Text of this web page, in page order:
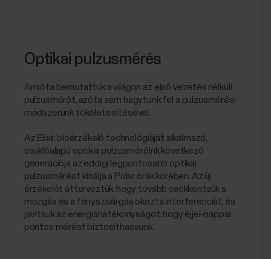
Optikai pulzusmérés
Amióta bemutattuk a világon az első vezeték nélküli
pulzusmérőt, azóta sem hagytunk fel a pulzusmérési
módszerünk tökéletesítésével.
Az Elixir bioérzékelő technológiáját alkalmazó,
csuklóalapú optikai pulzusmérőink következő
generációja az eddigi legpontosabb optikai
pulzusmérést kínálja a Polar órák körében. Az új
érzékelőt átterveztük, hogy tovább csökkentsük a
mozgás és a fényszivárgás okozta interferenciát, és
javítsuk az energiahatékonyságot, hogy éjjel-nappal
pontos mérést biztosíthassunk.